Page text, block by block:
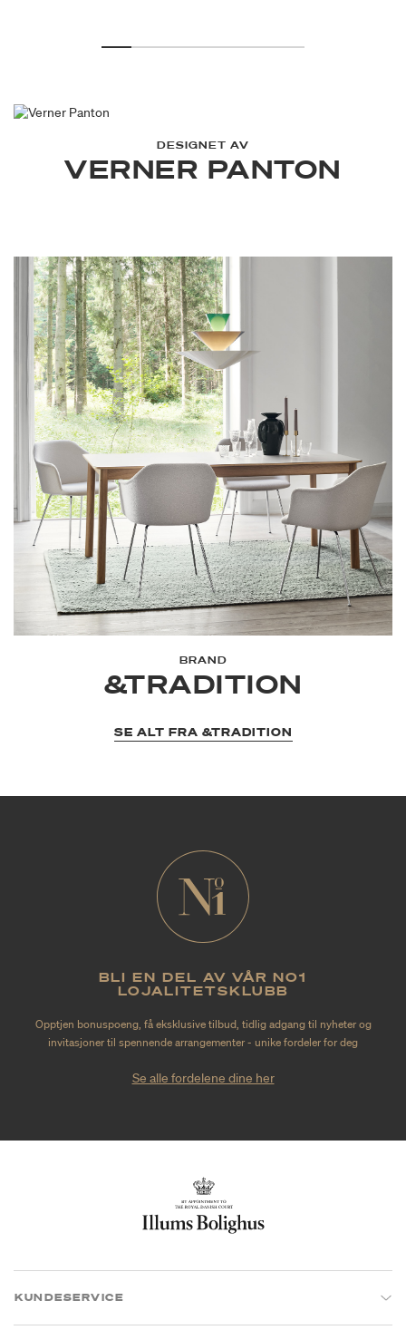
DESIGNET AV
VERNER PANTON
BRAND
&TRADITION
SE ALT FRA &TRADITION
BLI EN DEL AV VÅR NO1
LOJALITETSKLUBB
Opptjen bonuspoeng, få eksklusive tilbud, tidlig adgang til nyheter og
invitasjoner til spennende arrangementer - unike fordeler for deg
Se alle fordelene dine her
KUNDESERVICE